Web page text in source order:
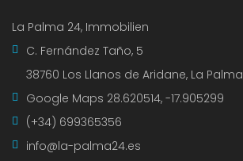
La Palma 24, Immobilien
C. Fernández Taño, 5
38760 Los Llanos de Aridane, La Palma
Google Maps 28.620514, -17.905299
(+34) 699365356
info@la-palma24.es